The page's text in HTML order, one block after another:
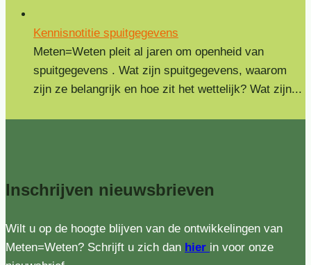
Kennisnotitie spuitgegevens
Meten=Weten pleit al jaren om openheid van
spuitgegevens . Wat zijn spuitgegevens, waarom
zijn ze belangrijk en hoe zit het wettelijk? Wat zijn...
Inschrijven nieuwsbrieven
Wilt u op de hoogte blijven van de ontwikkelingen van
Meten=Weten? Schrijft u zich dan hier in voor onze